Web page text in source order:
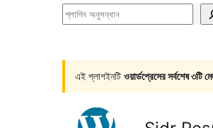
প্লাগিন
এই প্লাগইনটি ওয়ার্ডপ্রেসের সর্বশেষ ৩টি